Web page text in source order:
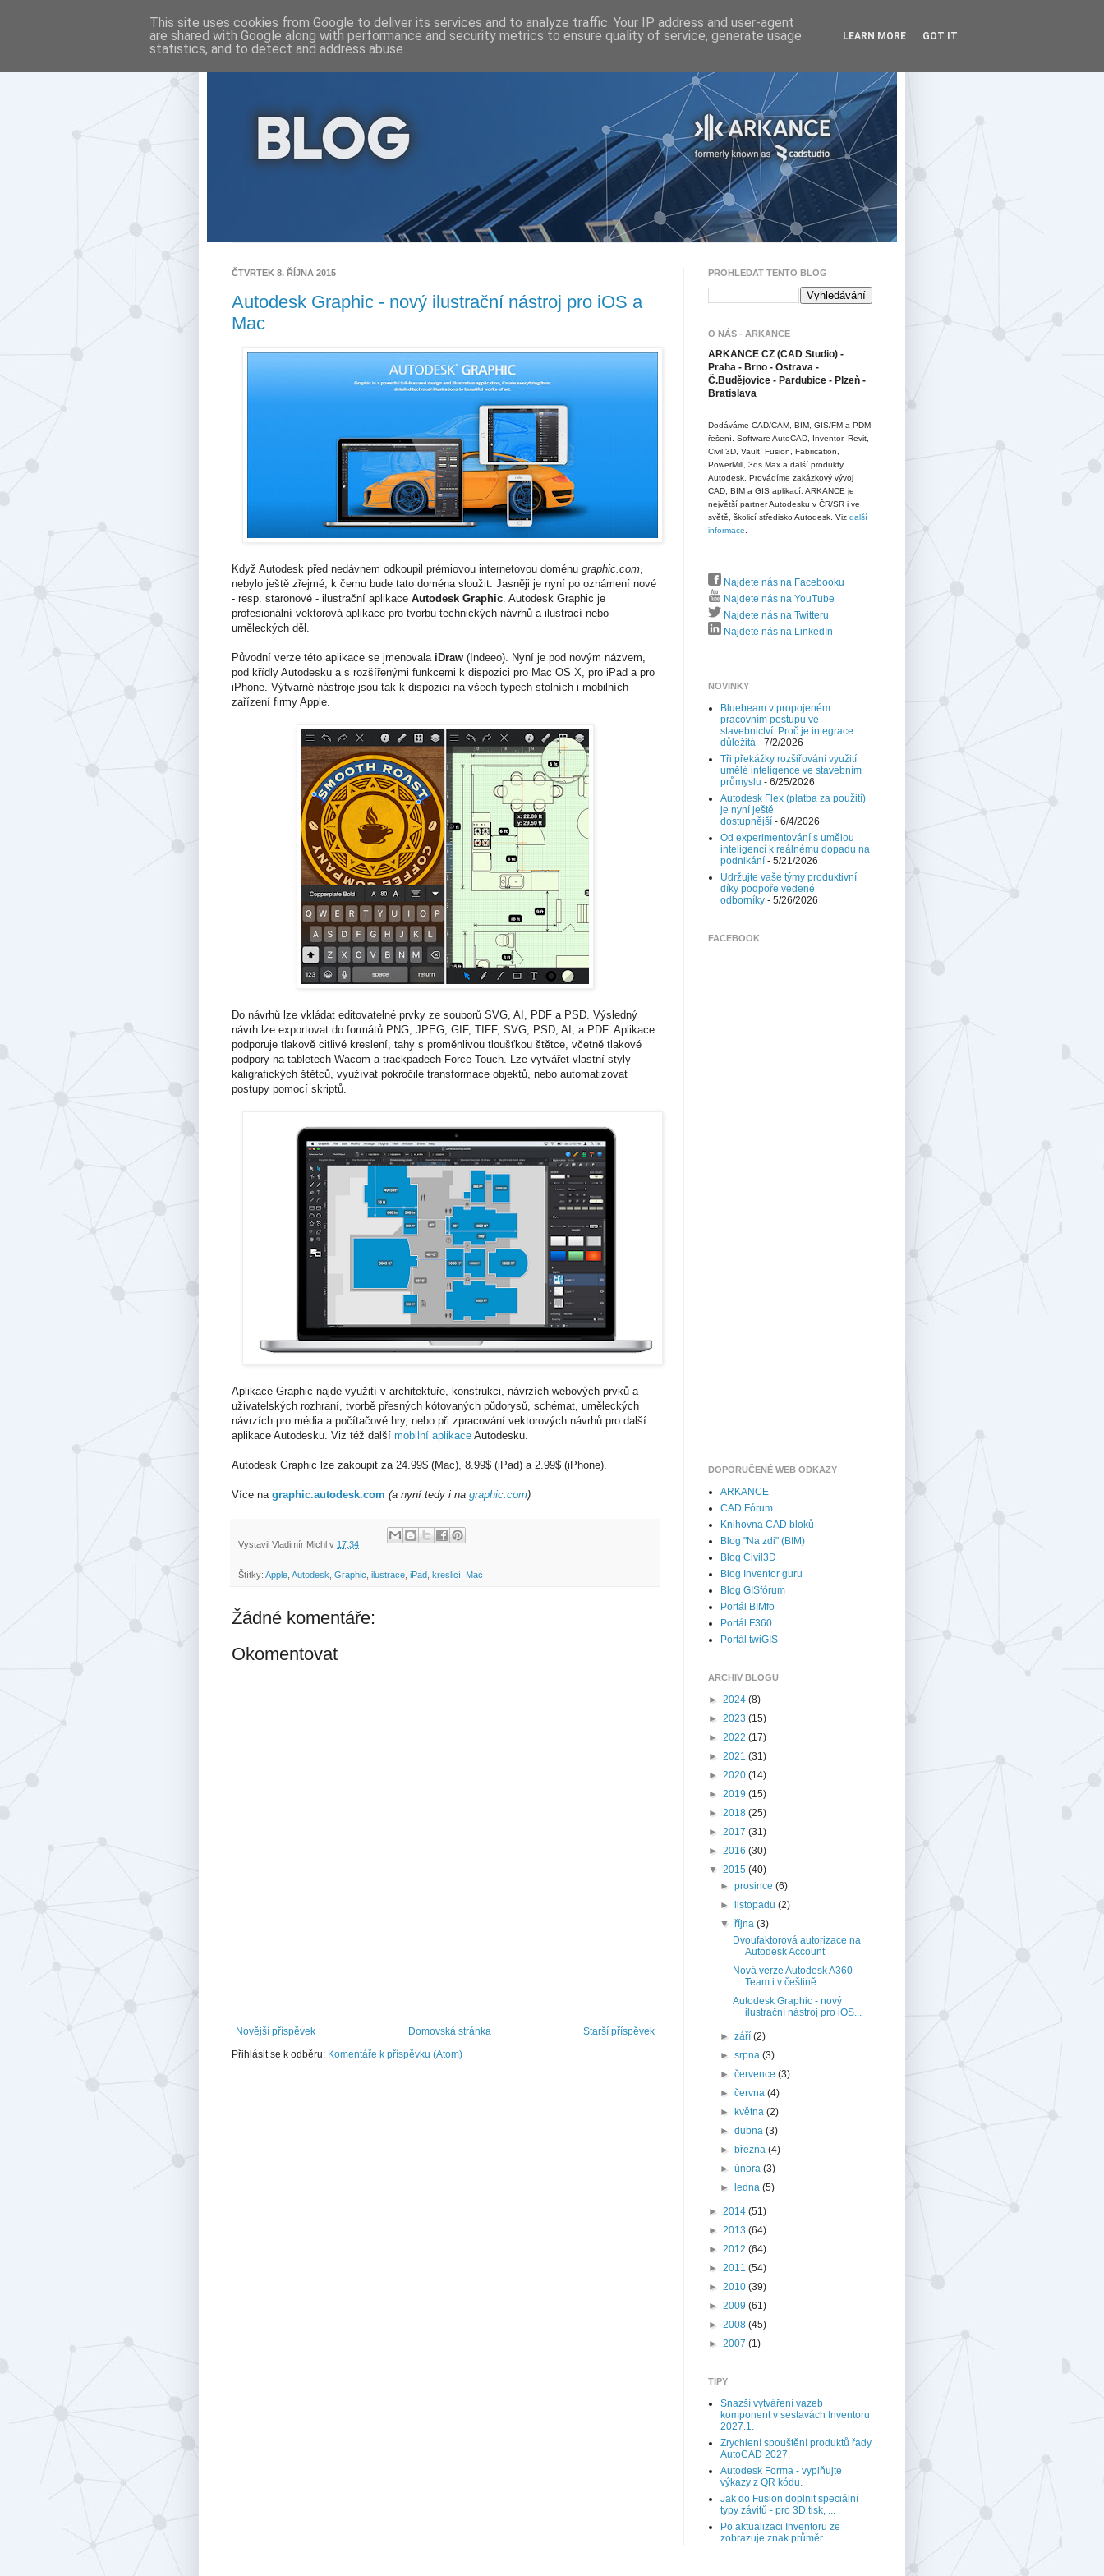
ČTVRTEK 8. ŘÍJNA 2015
Autodesk Graphic - nový ilustrační nástroj pro iOS a
Mac
Když Autodesk před nedávnem odkoupil prémiovou internetovou doménu graphic.com
nebylo ještě zřejmé, k čemu bude tato doména sloužit. Jasněji je nyní po oznámení nové
- resp. staronové - ilustrační aplikace Autodesk Graphic . Autodesk Graphic je
profesionální vektorová aplikace pro tvorbu technických návrhů a ilustrací nebo
uměleckých děl.
Původní verze této aplikace se jmenovala iDraw (Indeeo). Nyní je pod novým názvem,
pod křídly Autodesku a s rozšířenými funkcemi k dispozici pro Mac OS X, pro iPad a pro
iPhone. Výtvarné nástroje jsou tak k dispozici na všech typech stolních i mobilních
zařízení firmy Apple.
Do návrhů lze vkládat editovatelné prvky ze souborů SVG, AI, PDF a PSD. Výsledný
návrh lze exportovat do formátů PNG, JPEG, GIF, TIFF, SVG, PSD, AI, a PDF. Aplikace
podporuje tlakově citlivé kreslení, tahy s proměnlivou tloušťkou štětce, včetně tlakové
podpory na tabletech Wacom a trackpadech Force Touch. Lze vytvářet vlastní styly
kaligrafických štětců, využívat pokročilé transformace objektů, nebo automatizovat
postupy pomocí skriptů.
Aplikace Graphic najde využití v architektuře, konstrukci, návrzích webových prvků a
uživatelských rozhraní, tvorbě přesných kótovaných půdorysů, schémat, uměleckých
návrzích pro média a počítačové hry, nebo při zpracování vektorových návrhů pro další
aplikace Autodesku. Viz též další mobilní aplikace Autodesku.
Autodesk Graphic lze zakoupit za 24.99$ (Mac), 8.99$ (iPad) a 2.99$ (iPhone).
Více na graphic.autodesk.com (a nyní tedy i na graphic.com)
Vystavil Vladimír Michl v 17:34
Štítky: Apple Autodesk Graphic ilustrace iPad kreslicí Mac
Žádné komentáře:
Okomentovat
Novější příspěvek Starší příspěvek
Domovská stránka
Přihlásit se k odběru: Komentáře k příspěvku (Atom)
PROHLEDAT TENTO BLOG
O NÁS - ARKANCE
ARKANCE CZ (CAD Studio) -
Praha - Brno - Ostrava -
Č.Budějovice - Pardubice - Plzeň -
Bratislava
Dodáváme CAD/CAM, BIM, GIS/FM a PDM
řešení. Software AutoCAD, Inventor, Revit,
Civil 3D, Vault, Fusion, Fabrication,
PowerMill, 3ds Max a další produkty
Autodesk. Provádíme zakázkový vývoj
CAD, BIM a GIS aplikací. ARKANCE je
největší partner Autodesku v ČR/SR i ve
světě, školicí středisko Autodesk. Viz další
informace
Najdete nás na Facebooku
Najdete nás na YouTube
Najdete nás na Twitteru
Najdete nás na LinkedIn
NOVINKY
Bluebeam v propojeném
pracovním postupu ve
stavebnictví: Proč je integrace
důležitá - 7/2/2026
Tři překážky rozšiřování využití
umělé inteligence ve stavebním
průmyslu - 6/25/2026
Autodesk Flex (platba za použití)
je nyní ještě
dostupnější - 6/4/2026
Od experimentování s umělou
inteligencí k reálnému dopadu na
podnikání - 5/21/2026
Udržujte vaše týmy produktivní
díky podpoře vedené
odborníky - 5/26/2026
FACEBOOK
DOPORUČENÉ WEB ODKAZY
ARKANCE
CAD Fórum
Knihovna CAD bloků
Blog "Na zdi" (BIM)
Blog Civil3D
Blog Inventor guru
Blog GISfórum
Portál BIMfo
Portál F360
Portál twiGIS
ARCHIV BLOGU
► 2024 (8)
► 2023 (15)
► 2022 (17)
► 2021 (31)
► 2020 (14)
► 2019 (15)
► 2018 (25)
► 2017 (31)
► 2016 (30)
▼ 2015 (40)
►prosince(6)
►
listopadu(2)
▼října(3)
Dvoufaktorová autorizace na
Autodesk Account
Nová verze Autodesk A360
Team i v češtině
Autodesk Graphic - nový
ilustrační nástroj pro iOS...
►září(2)
►srpna(3)
►července(3)
►června(4)
►
května(2)
►dubna(3)
► března(4)
►února(3)
►
ledna(5)
► 2014 (51)
► 2013 (64)
► 2012 (64)
► 2011 (54)
► 2010 (39)
► 2009 (61)
► 2008 (45)
► 2007 (1)
TIPY
Snazší vytváření vazeb
komponent v sestavách Inventoru
2027.1.
Zrychlení spouštění produktů řady
AutoCAD 2027.
Autodesk Forma - vyplňujte
výkazy z QR kódu.
Jak do Fusion doplnit speciální
typy závitů - pro 3D tisk, ...
Po aktualizaci Inventoru ze
zobrazuje znak průměr ...
This site uses cookies from Google to deliver its services and to analyze traffic. Your IP address and user-agent
are shared with Google along with performance and security metrics to ensure quality of service, generate usage
statistics, and to detect and address abuse.
LEARN MORE GOT IT